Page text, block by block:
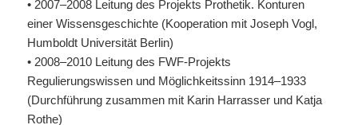
• 2007–2008 Leitung des Projekts Prothetik. Konturen
einer Wissensgeschichte (Kooperation mit Joseph Vogl,
Humboldt Universität Berlin)
• 2008–2010 Leitung des FWF-Projekts
Regulierungswissen und Möglichkeitssinn 1914–1933
(Durchführung zusammen mit Karin Harrasser und Katja
Rothe)